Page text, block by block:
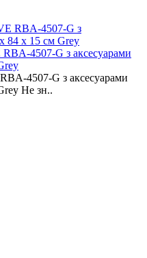
4507-G з аксесуарами
4507-G з аксесуарами
Не зн..